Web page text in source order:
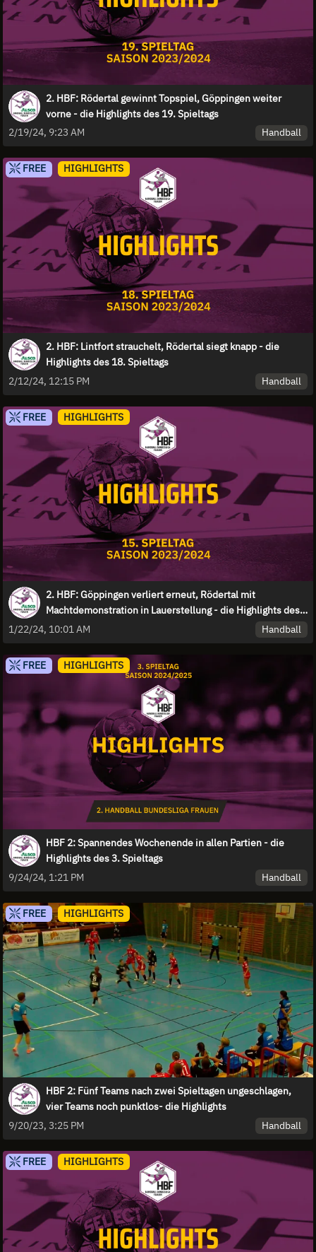
2. HBF: Rödertal gewinnt Topspiel, Göppingen weiter
vorne - die Highlights des 19. Spieltags
2/19/24, 9:23 AM
Handball
FREE HIGHLIGHTS
2. HBF: Lintfort strauchelt, Rödertal siegt knapp - die
Highlights des 18. Spieltags
2/12/24, 12:15 PM
Handball
FREE HIGHLIGHTS
2. HBF: Göppingen verliert erneut, Rödertal mit
Machtdemonstration in Lauerstellung - die Highlights des
15. Spieltags
1/22/24, 10:01 AM Handball
FREE HIGHLIGHTS
HBF 2: Spannendes Wochenende in allen Partien - die
Highlights des 3. Spieltags
9/24/24, 1:21 PM
Handball
FREE HIGHLIGHTS
HBF 2: Fünf Teams nach zwei Spieltagen ungeschlagen,
vier Teams noch punktlos- die Highlights
9/20/23, 3:25 PM
Handball
FREE HIGHLIGHTS